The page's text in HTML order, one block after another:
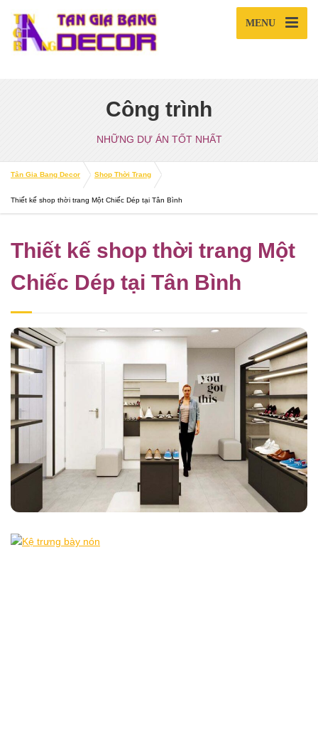
MENU
Công trình
NHỮNG DỰ ÁN TỐT NHẤT
Tân Gia Bang Decor Shop Thời Trang
Thiết kế shop thời trang Một Chiếc Dép tại Tân Bình
Thiết kế shop thời trang Một
Chiếc Dép tại Tân Bình